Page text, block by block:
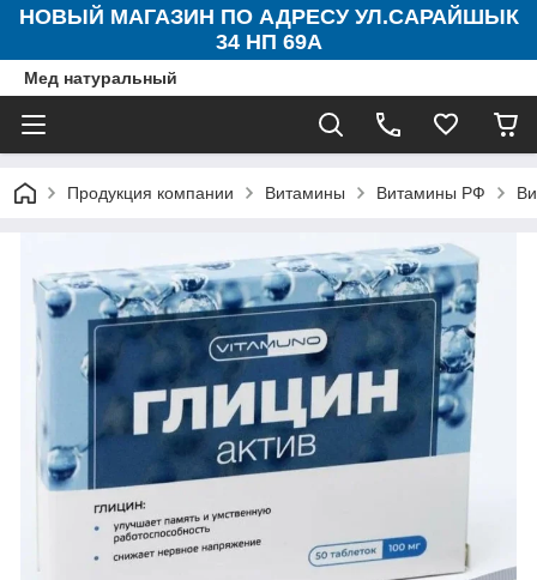
НОВЫЙ МАГАЗИН ПО АДРЕСУ УЛ.САРАЙШЫК
34 НП 69А
Мед натуральный
Продукция компании Витамины Витамины РФ